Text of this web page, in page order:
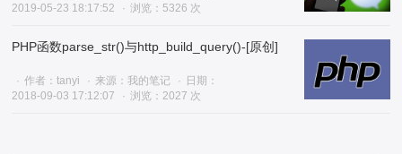
2019-05-23 18:17:52
浏览：5326 次
PHP函数parse_str()与http_build_query()-[原创]
作者：tanyi 来源：我的笔记
日期：
2018-09-03 17:12:07
浏览：2027 次